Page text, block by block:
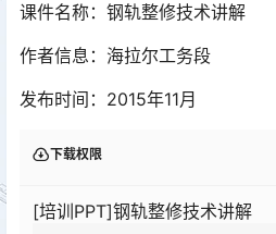
课件名称：钢轨整修技术讲解
作者信息：海拉尔工务段
发布时间：2015年11月
下载权限
[培训PPT]钢轨整修技术讲解